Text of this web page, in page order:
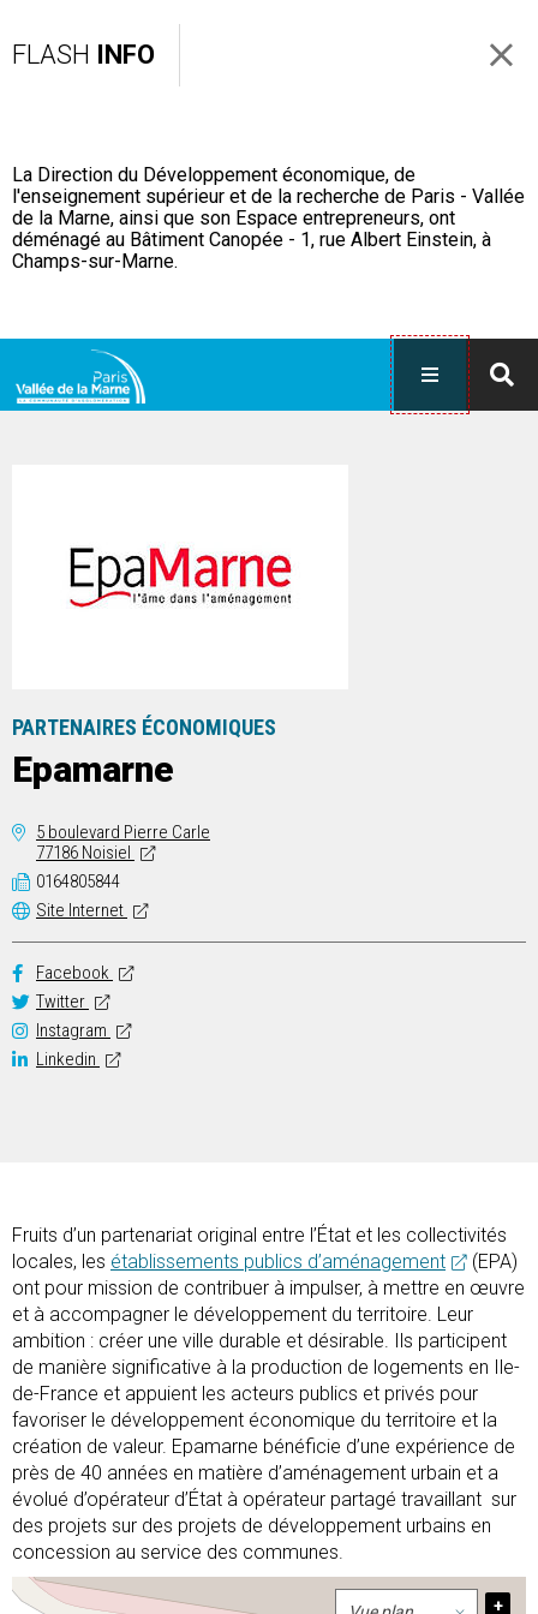
FLASH INFO
La Direction du Développement économique, de
l'enseignement supérieur et de la recherche de Paris - Vallée
de la Marne, ainsi que son Espace entrepreneurs, ont
déménagé au Bâtiment Canopée - 1, rue Albert Einstein, à
Champs-sur-Marne.
PARTENAIRES ÉCONOMIQUES
Epamarne
5 boulevard Pierre Carle
77186 Noisiel
0164805844
Site Internet
Facebook
Twitter
Instagram
Linkedin
Fruits d’un partenariat original entre l’État et les collectivités
locales, les établissements publics d’aménagement
(EPA)
ont pour mission de contribuer à impulser, à mettre en œuvre
et à accompagner le développement du territoire. Leur
ambition : créer une ville durable et désirable. Ils participent
de manière significative à la production de logements en Ile-
de-France et appuient les acteurs publics et privés pour
favoriser le développement économique du territoire et la
création de valeur. Epamarne bénéficie d’une expérience de
près de 40 années en matière d’aménagement urbain et a
évolué d’opérateur d’État à opérateur partagé travaillant sur
des projets sur des projets de développement urbains en
concession au service des communes.
+